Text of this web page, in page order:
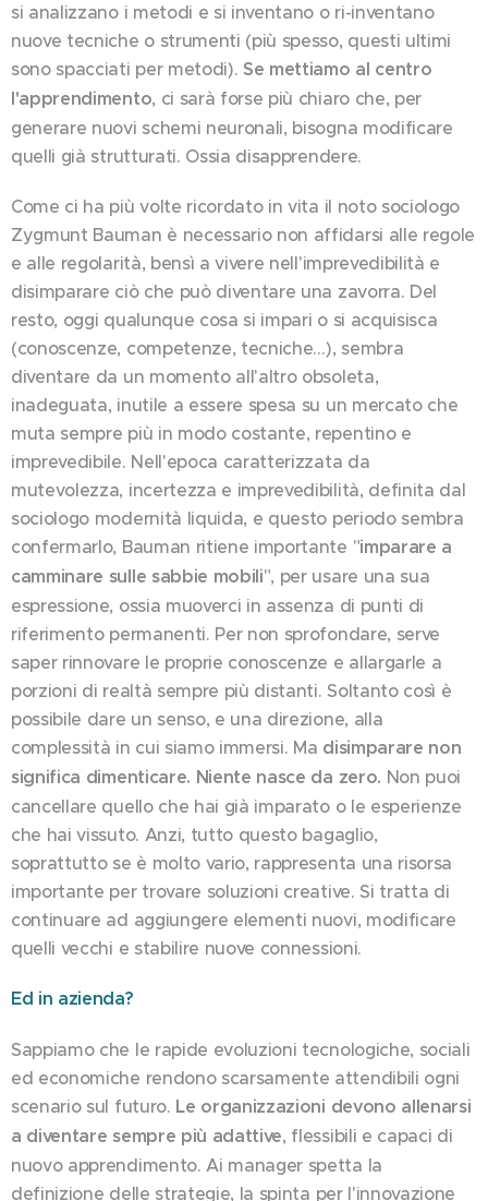
si analizzano i metodi e si inventano o ri-inventano
nuove tecniche o strumenti (più spesso, questi ultimi
sono spacciati per metodi). Se mettiamo al centro
l'apprendimento, ci sarà forse più chiaro che, per
generare nuovi schemi neuronali, bisogna modificare
quelli già strutturati. Ossia disapprendere.
Come ci ha più volte ricordato in vita il noto sociologo
Zygmunt Bauman è necessario non affidarsi alle regole
e alle regolarità, bensì a vivere nell'imprevedibilità e
disimparare ciò che può diventare una zavorra. Del
resto, oggi qualunque cosa si impari o si acquisisca
(conoscenze, competenze, tecniche…), sembra
diventare da un momento all'altro obsoleta,
inadeguata, inutile a essere spesa su un mercato che
muta sempre più in modo costante, repentino e
imprevedibile. Nell'epoca caratterizzata da
mutevolezza, incertezza e imprevedibilità, definita dal
sociologo modernità liquida, e questo periodo sembra
confermarlo, Bauman ritiene importante "imparare a
camminare sulle sabbie mobili", per usare una sua
espressione, ossia muoverci in assenza di punti di
riferimento permanenti. Per non sprofondare, serve
saper rinnovare le proprie conoscenze e allargarle a
porzioni di realtà sempre più distanti. Soltanto così è
possibile dare un senso, e una direzione, alla
complessità in cui siamo immersi. Ma disimparare non
significa dimenticare. Niente nasce da zero. Non puoi
cancellare quello che hai già imparato o le esperienze
che hai vissuto. Anzi, tutto questo bagaglio,
soprattutto se è molto vario, rappresenta una risorsa
importante per trovare soluzioni creative. Si tratta di
continuare ad aggiungere elementi nuovi, modificare
quelli vecchi e stabilire nuove connessioni.
Ed in azienda?
Sappiamo che le rapide evoluzioni tecnologiche, sociali
ed economiche rendono scarsamente attendibili ogni
scenario sul futuro. Le organizzazioni devono allenarsi
a diventare sempre più adattive, flessibili e capaci di
nuovo apprendimento. Ai manager spetta la
definizione delle strategie, la spinta per l'innovazione